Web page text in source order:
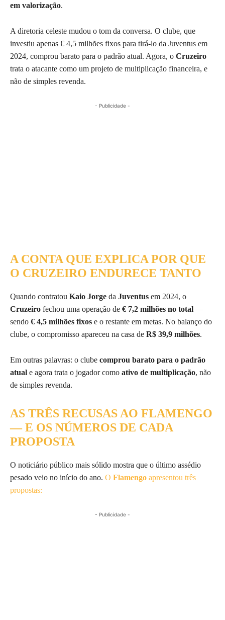
em valorização.
A diretoria celeste mudou o tom da conversa. O clube, que
investiu apenas € 4,5 milhões fixos para tirá-lo da Juventus em
2024, comprou barato para o padrão atual. Agora, o Cruzeiro
trata o atacante como um projeto de multiplicação financeira, e
não de simples revenda.
- Publicidade -
A CONTA QUE EXPLICA POR QUE
O CRUZEIRO ENDURECE TANTO
Quando contratou Kaio Jorge da Juventus em 2024, o
Cruzeiro fechou uma operação de € 7,2 milhões no total —
sendo € 4,5 milhões fixos e o restante em metas. No balanço do
clube, o compromisso apareceu na casa de R$ 39,9 milhões.
Em outras palavras: o clube comprou barato para o padrão
atual e agora trata o jogador como ativo de multiplicação, não
de simples revenda.
AS TRÊS RECUSAS AO FLAMENGO
— E OS NÚMEROS DE CADA
PROPOSTA
O noticiário público mais sólido mostra que o último assédio
pesado veio no início do ano. O Flamengo apresentou três
propostas:
- Publicidade -